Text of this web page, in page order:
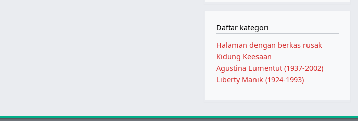
Daftar kategori
Halaman dengan berkas rusak
Kidung Keesaan
Agustina Lumentut (1937-2002)
Liberty Manik (1924-1993)